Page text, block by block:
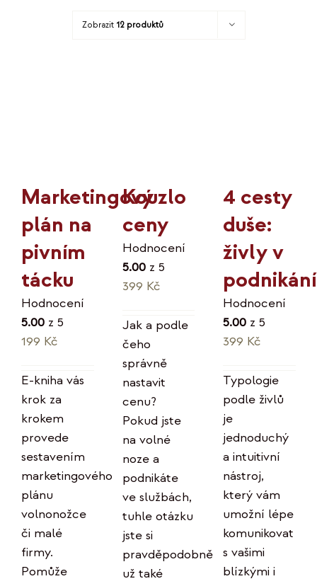
Zobrazit 12 produktů
Marketingový
plán na
pivním
tácku
Hodnocení
5.00 z 5
199 Kč
E-kniha vás
krok za
krokem
provede
sestavením
marketingového
plánu
volnonožce
či malé
firmy.
Pomůže
Kouzlo
ceny
Hodnocení
5.00z 5
399 Kč
Jak a podle
čeho
správně
nastavit
cenu?
Pokud jste
na volné
noze a
podnikáte
ve službách,
tuhle otázku
jste si
pravděpodobně
už také
4 cesty
duše:
živly v
podnikání
Hodnocení
5.00 z 5
399 Kč
Typologie
podle živlů
je
jednoduchý
a intuitivní
nástroj,
který vám
umožní lépe
komunikovat
s vašimi
blízkými i